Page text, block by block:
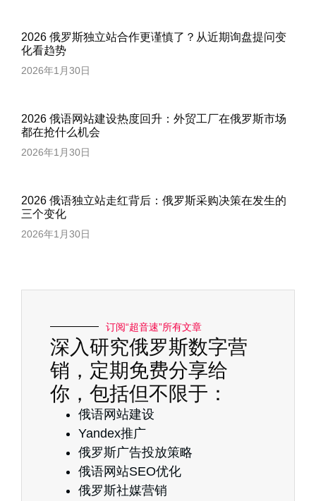
2026 俄罗斯独立站合作更谨慎了？从近期询盘提问变
化看趋势
2026年1月30日
2026 俄语网站建设热度回升：外贸工厂在俄罗斯市场
都在抢什么机会
2026年1月30日
2026 俄语独立站走红背后：俄罗斯采购决策在发生的
三个变化
2026年1月30日
订阅“超音速”所有文章
深入研究俄罗斯数字营
销，定期免费分享给
你，包括但不限于：
俄语网站建设
Yandex推广
俄罗斯广告投放策略
俄语网站SEO优化
俄罗斯社媒营销